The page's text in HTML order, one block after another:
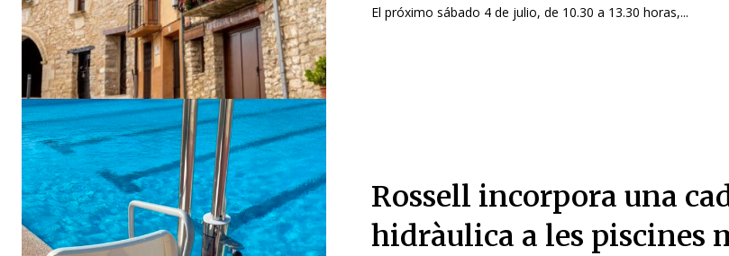
El próximo sábado 4 de julio, de 10.30 a 13.30 horas,...
Rossell incorpora una
hidràulica a les piscines